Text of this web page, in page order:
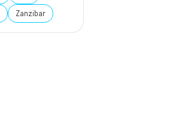
Zanzibar